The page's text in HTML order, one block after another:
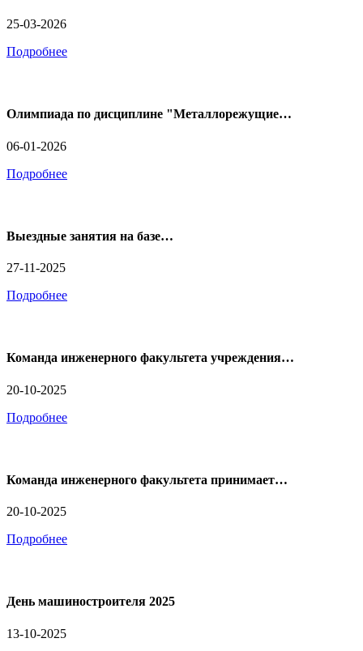
25-03-2026
Подробнее
Олимпиада по дисциплине "Металлорежущие…
06-01-2026
Подробнее
Выездные занятия на базе…
27-11-2025
Подробнее
Команда инженерного факультета учреждения…
20-10-2025
Подробнее
Команда инженерного факультета принимает…
20-10-2025
Подробнее
День машиностроителя 2025
13-10-2025